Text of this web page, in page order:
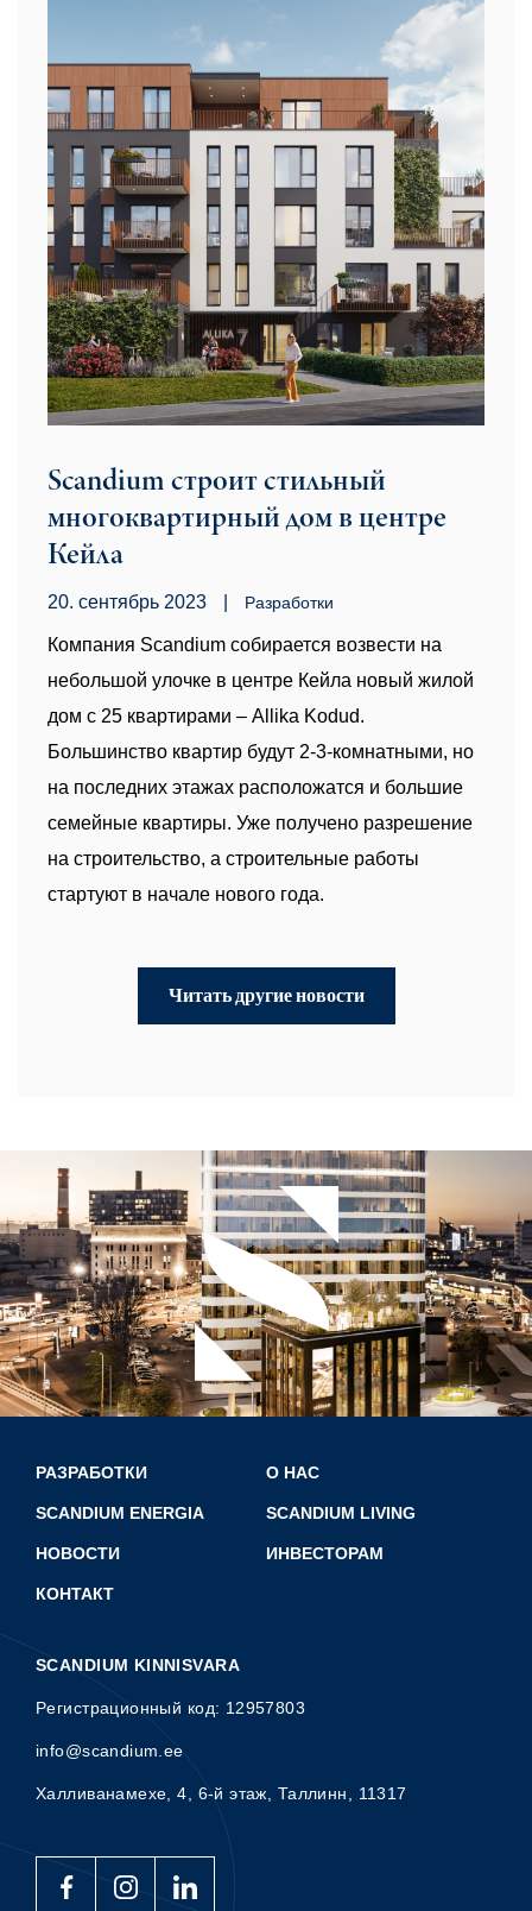
Scandium строит стильный
многоквартирный дом в центре
Кейла
20. сентябрь 2023 Pазработки
Компания Scandium собирается возвести на
небольшой улочке в центре Кейла новый жилой
дом с 25 квартирами – Allika Kodud.
Большинство квартир будут 2-3-комнатными, но
на последних этажах расположатся и большие
семейные квартиры. Уже получено разрешение
на строительство, а строительные работы
стартуют в начале нового года.
Читать другие новости
РАЗРАБОТКИ О НАС
SCANDIUM ENERGIA SCANDIUM LIVING
НОВОСТИ ИНВЕСТОРАМ
КОНТАКТ
SCANDIUM KINNISVARA
Pегистрационный код: 12957803
info@scandium.ee
Халливанамехе, 4, 6-й этаж, Таллинн, 11317